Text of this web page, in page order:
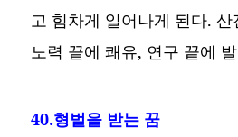
고 힘차게 일어나게 된다.
노력 끝에 쾌유, 연구 끝에
40.형벌을 받는 꿈